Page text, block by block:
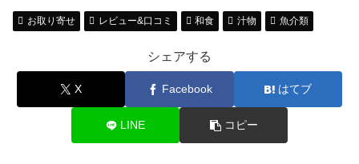
お取り寄せ レビュー&口コミ 和食 汁物 魚介類
シェアする
X Facebook はてブ
LINE コピー